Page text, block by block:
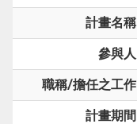
計畫名稱
參與人
職稱/擔任之工作
計畫期間